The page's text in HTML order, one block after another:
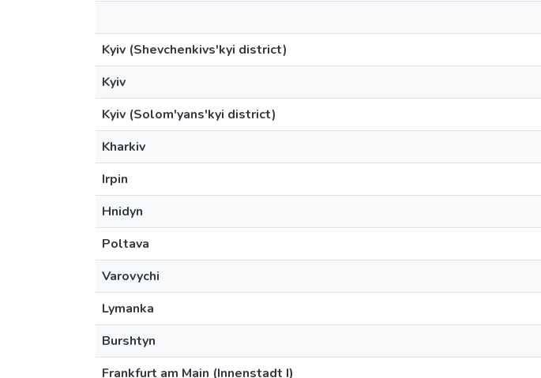
Kyiv (Shevchenkivs'kyi district)
Kyiv
Kyiv (Solom'yans'kyi district)
Kharkiv
Irpin
Hnidyn
Poltava
Varovychi
Lymanka
Burshtyn
Frankfurt am Main (Innenstadt I)